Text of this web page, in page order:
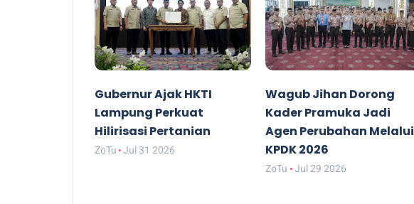
Gubernur Ajak HKTI
Lampung Perkuat
Hilirisasi Pertanian
ZoTu Jul 31 2026
Wagub Jihan Dorong
Kader Pramuka Jadi
Agen Perubahan Melalui
KPDK 2026
ZoTu Jul 29 2026